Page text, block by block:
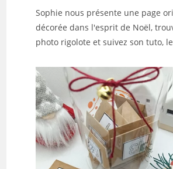
Sophie nous présente une page
décorée dans l'esprit de Noël,
photo rigolote et suivez son tuto, le